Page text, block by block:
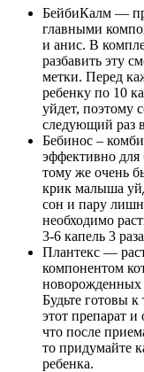
БейбиКалм —
главными
и анис. В
разбавить эту
метки. Перед
ребенку по 10
уйдет, поэтому
следующий раз
Бебинос –
эффективно
тому же очень
крик малыша
сон и пару
необходимо
3-6 капель 3
Плантекс —
компонентом
новорожденных
Будьте готовы
этот препарат
что после
то придумайте
ребенка.